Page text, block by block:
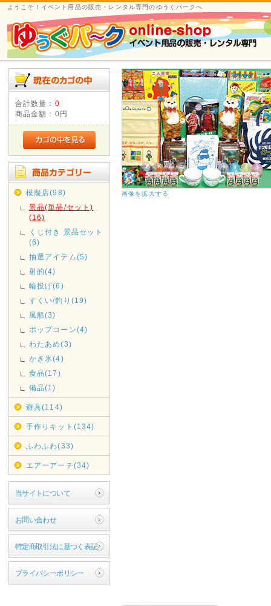
ようこそ！イベント用品の販売・レンタル専門のゆうぐパークへ
合計数量： 0
商品金額： 0円
模擬店(98)
景品(単品/セット)
(16)
くじ付き 景品セット
(6)
抽選アイテム(5)
射的(4)
輪投げ(6)
すくい/釣り(19)
風船(3)
ポップコーン(4)
わたあめ(3)
かき氷(4)
食品(17)
備品(1)
遊具(114)
手作りキット(134)
ふわふわ(33)
エアーアーチ(34)
当サイトについて
お問い合わせ
特定商取引法に基づく表記
プライバシーポリシー
画像を拡大する